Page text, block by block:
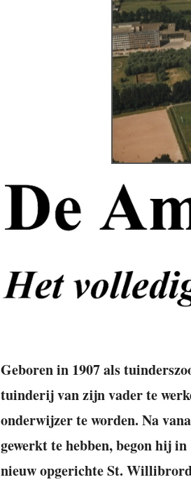
Geboren in 1907 als
tuinderij van zijn vader te
onderwijzer te worden. Na
gewerkt te hebben, begon hij
nieuw opgerichte St.